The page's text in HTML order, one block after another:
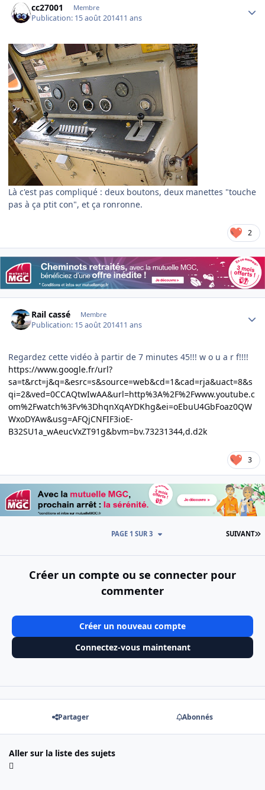
cc27001 Membre
Publication: 15 août 201411 ans
Là c'est pas compliqué : deux boutons, deux manettes "touche
pas à ça ptit con", et ça ronronne.
2
Rail cassé Membre
Publication: 15 août 201411 ans
Regardez cette vidéo à partir de 7 minutes 45!!! w o u a r f!!!!
https://www.google.fr/url?
sa=t&rct=j&q=&esrc=s&source=web&cd=1&cad=rja&uact=8&s
qi=2&ved=0CCAQtwIwAA&url=http%3A%2F%2Fwww.youtube.c
om%2Fwatch%3Fv%3DhqnXqAYDKhg&ei=oEbuU4GbFoaz0QW
WxoDYAw&usg=AFQjCNFIF3ioE-
B32SU1a_wAeucVxZT91g&bvm=bv.73231344,d.d2k
3
SUIVANT
PAGE 1 SUR 3
Créer un compte ou se connecter pour
commenter
Créer un nouveau compte
Connectez-vous maintenant
Partager Abonnés
Aller sur la liste des sujets